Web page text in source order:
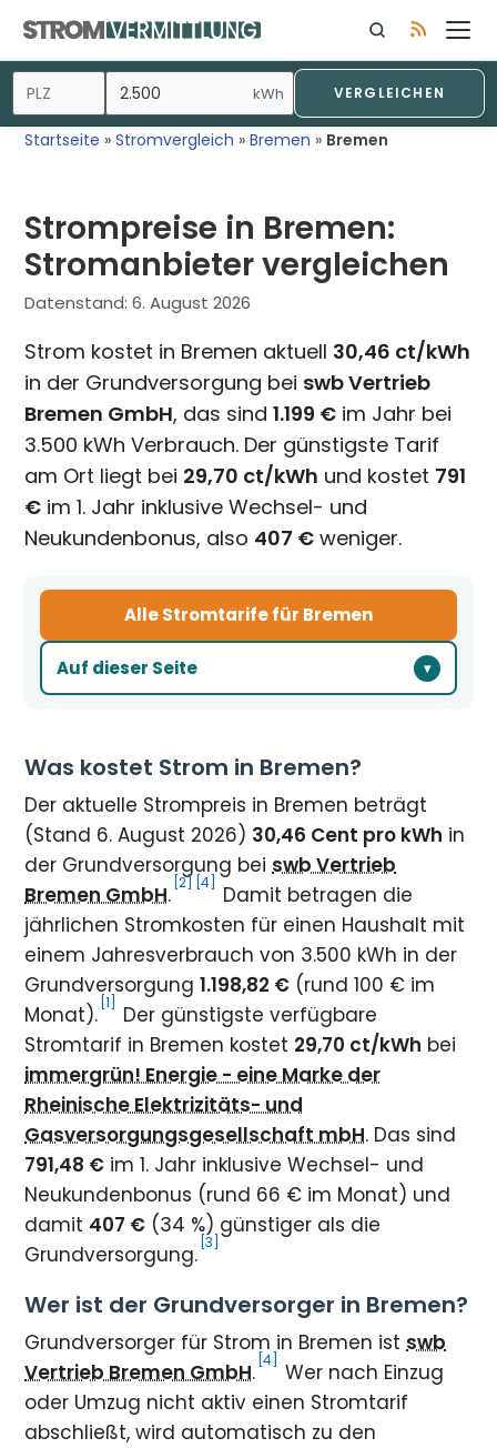
Inhalt
springen
kWh VERGLEICHEN
Startseite »Stromvergleich »Bremen » Bremen
Strompreise in Bremen:
Stromanbieter vergleichen
Datenstand:6. August 2026
Strom kostet in Bremen aktuell 30,46 ct/kWh
in der Grundversorgung bei swb Vertrieb
Bremen GmbH, das sind1.199 € im Jahr bei
3.500 kWh Verbrauch. Der günstigste Tarif
am Ort liegt bei 29,70 ct/kWh und kostet 791
€ im 1. Jahr inklusive Wechsel- und
Neukundenbonus, also 407 € weniger.
Auf dieser Seite
Alle Stromtarife für Bremen
Was kostet Strom in Bremen?
Der aktuelle Strompreis in Bremen beträgt
(Stand 6. August 2026) 30,46 Cent pro kWh in
der Grundversorgung beiswb Vertrieb
Bremen GmbH. [2] [4]
Damit betragen die
jährlichen Stromkosten für einen Haushalt mit
einem Jahresverbrauch von 3.500 kWh in der
Grundversorgung1.198,82 € (rund 100 € im
Monat). [1]
Der günstigste verfügbare
Stromtarif in Bremen kostet 29,70 ct/kWh bei
immergrün! Energie - eine Marke der
Rheinische Elektrizitäts- und
Gasversorgungsgesellschaft mbH. Das sind
791,48 € im 1. Jahr inklusive Wechsel- und
Neukundenbonus (rund 66 € im Monat) und
damit 407 € (34 %) günstiger als die
Grundversorgung. [3]
Wer ist der Grundversorger in Bremen?
Grundversorger für Strom in Bremen istswb
Vertrieb Bremen GmbH. [4]
Wer nach Einzug
oder Umzug nicht aktiv einen Stromtarif
abschließt, wird automatisch zu den